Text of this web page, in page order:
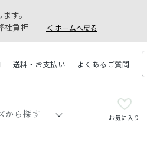
す。
社負担
＜ ホームへ戻る
送料・お支払い よくあるご質問
から探す お気に入り